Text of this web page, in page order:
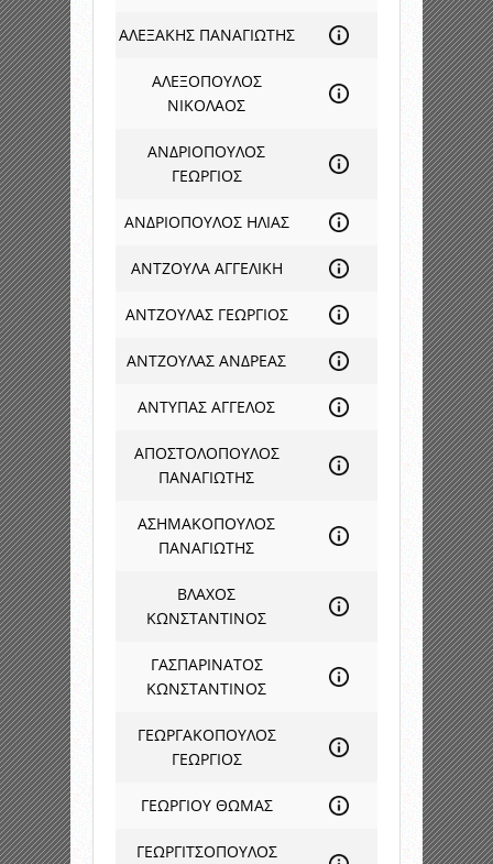
ΑΛΕΞΑΚΗΣ ΠΑΝΑΓΙΩΤΗΣ
ΑΛΕΞΟΠΟΥΛΟΣ
ΝΙΚΟΛΑΟΣ
ΑΝΔΡΙΟΠΟΥΛΟΣ
ΓΕΩΡΓΙΟΣ
ΑΝΔΡΙΟΠΟΥΛΟΣ ΗΛΙΑΣ
ΑΝΤΖΟΥΛΑ ΑΓΓΕΛΙΚΗ
ΑΝΤΖΟΥΛΑΣ ΓΕΩΡΓΙΟΣ
ΑΝΤΖΟΥΛΑΣ ΑΝΔΡΕΑΣ
ΑΝΤΥΠΑΣ ΑΓΓΕΛΟΣ
ΑΠΟΣΤΟΛΟΠΟΥΛΟΣ
ΠΑΝΑΓΙΩΤΗΣ
ΑΣΗΜΑΚΟΠΟΥΛΟΣ
ΠΑΝΑΓΙΩΤΗΣ
ΒΛΑΧΟΣ
ΚΩΝΣΤΑΝΤΙΝΟΣ
ΓΑΣΠΑΡΙΝΑΤΟΣ
ΚΩΝΣΤΑΝΤΙΝΟΣ
ΓΕΩΡΓΑΚΟΠΟΥΛΟΣ
ΓΕΩΡΓΙΟΣ
ΓΕΩΡΓΙΟΥ ΘΩΜΑΣ
ΓΕΩΡΓΙΤΣΟΠΟΥΛΟΣ